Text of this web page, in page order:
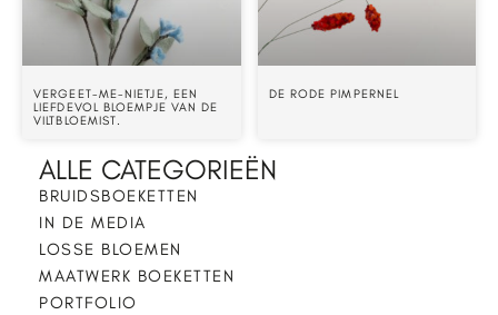
VERGEET-ME-NIETJE, EEN
LIEFDEVOL BLOEMPJE VAN DE
VILTBLOEMIST.
DE RODE PIMPERNEL
ALLE CATEGORIEËN
BRUIDSBOEKETTEN
IN DE MEDIA
LOSSE BLOEMEN
MAATWERK BOEKETTEN
PORTFOLIO